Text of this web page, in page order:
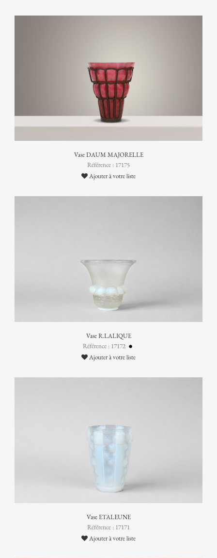
Vase DAUM MAJORELLE
Référence : 17175
Ajouter à votre liste
Vase R.LALIQUE
Référence : 17172
Ajouter à votre liste
Vase ETALEUNE
Référence : 17171
Ajouter à votre liste